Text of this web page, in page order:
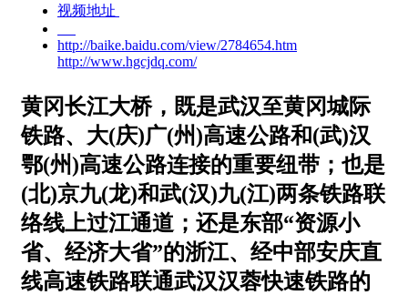
视频地址
http://baike.baidu.com/view/2784654.htm
http://www.hgcjdq.com/
黄冈长江大桥，既是武汉至黄冈城际
铁路、大(庆)广(州)高速公路和(武)汉
鄂(州)高速公路连接的重要纽带；也是
(北)京九(龙)和武(汉)九(江)两条铁路联
络线上过江通道；还是东部“资源小
省、经济大省”的浙江、经中部安庆直
线高速铁路联通武汉汉蓉快速铁路的